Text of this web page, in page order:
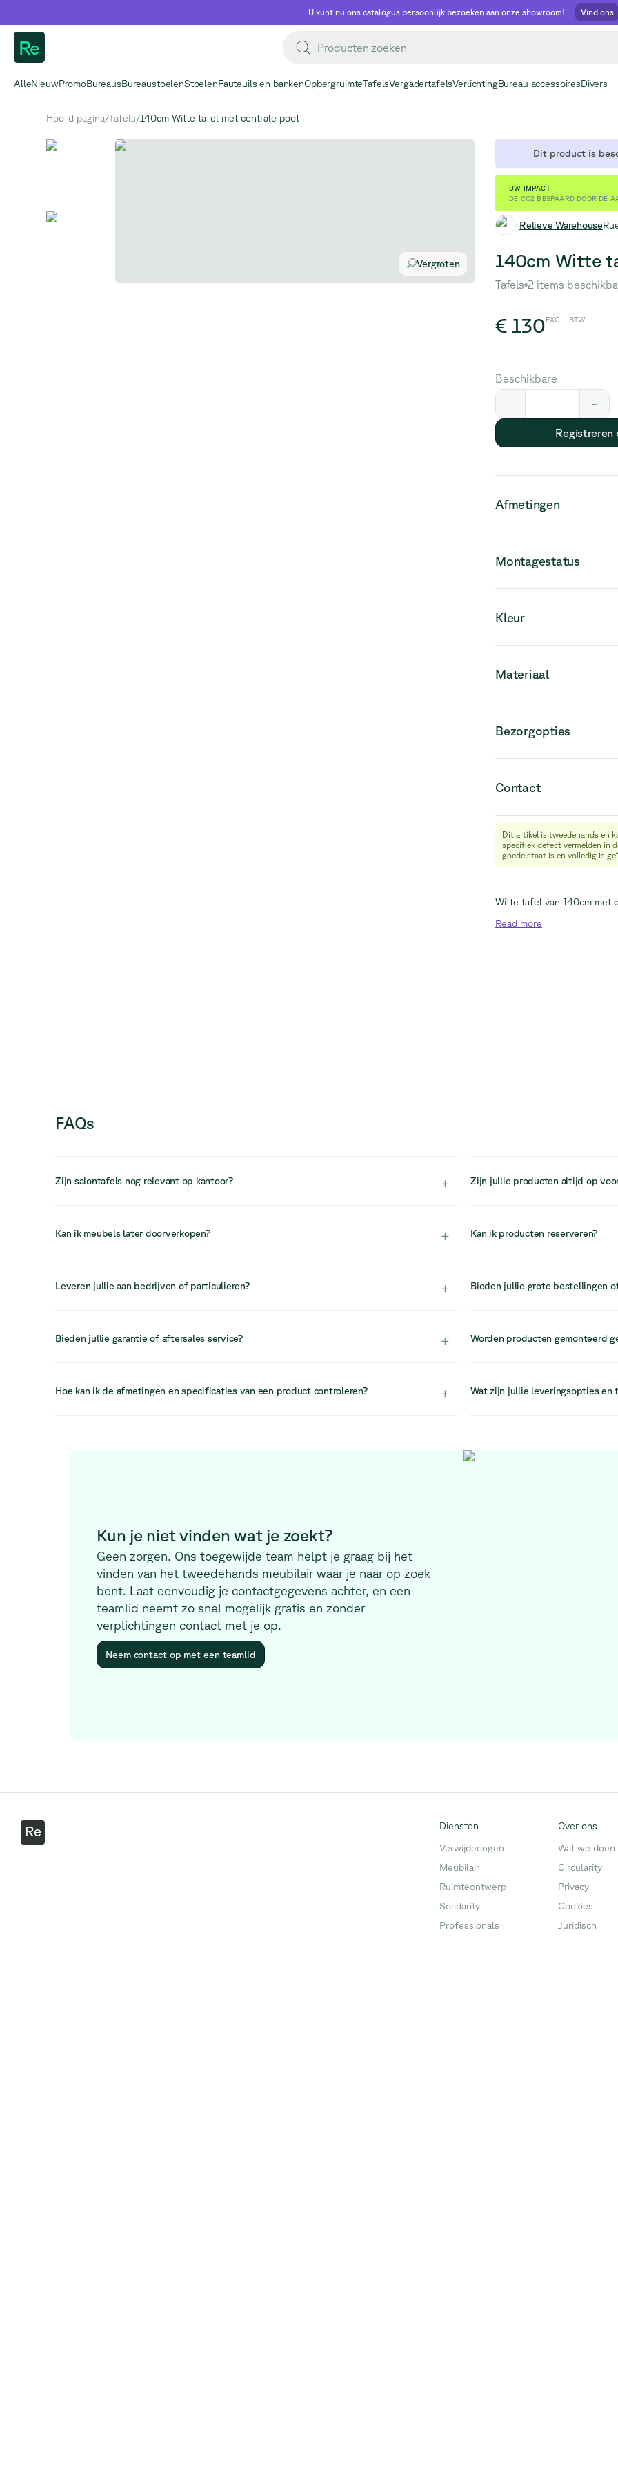
U kunt nu ons catalogus persoonlijk bezoeken aan onze showroom! Vind ons
Re
AlleNieuwPromoBureausBureaustoelenStoelenFauteuils en bankenOpbergruimteTafelsVergadertafelsVerlichtingBureau accessoiresDivers
Hoofd pagina/Tafels/140cm Witte tafel met centrale poot
Vergroten
Dit product is
UW IMPACT
DE CO2 BESPAARD DOOR DE
Relieve Warehouse
140cm Witte
Tafels 2 items
€ 130EXCL. BTW
Beschikbare
- +
Registreren
Afmetingen
Montagestatus
bestaat.
Kleur
Materiaal
Bezorgopties
Contact
info@relievefurniture.com
+32 (0) 492 09 18 86
Dit artikel is tweedehands en
specifiek defect vermelden in
goede staat is en volledig is
Witte tafel van 140cm met
Read more
FAQs
Zijn salontafels nog relevant op kantoor? +
Ja, salontafels blijven een belangrijk element in lounge- en ontvangstruimtes, waar
Zijn jullie producten altijd op
Onze voorraad is beperkt door
raden we aan om snel te handelen.
Kan ik meubels later doorverkopen? +
In veel gevallen kan meubilair worden doorverkocht, hergebruikt of teruggebracht in
verder wordt verlengd.
Kan ik producten reserveren?
Door de hoge vraag en beperkte
Leveren jullie aan bedrijven of particulieren?
+
Wij richten ons voornamelijk op bedrijven, maar kunnen ook particuliere kopers
professionele werkruimtes te ondersteunen.
Bieden jullie grote bestellingen
Ja. Voor grotere projecten of
kantoorontwerp en
Bieden jullie garantie of aftersales service? +
Ja, wij bieden aftersales ondersteuning en een retourtermijn van 30 dagen. Ons team
Worden producten gemonteerd
Ja, alle items worden volledig
Hoe kan ik de afmetingen en specificaties van een product controleren?
+
Elke productfiche bevat gedetailleerde informatie over de afmetingen, materialen en
Wat zijn jullie leveringsopties en
Wij bieden levering aan met de
ondersteuning.
Kun je niet vinden wat je zoekt?
Geen zorgen. Ons toegewijde team helpt je graag bij het
vinden van het tweedehands meubilair waar je naar op zoek
bent. Laat eenvoudig je contactgegevens achter, en een
teamlid neemt zo snel mogelijk gratis en zonder
verplichtingen contact met je op.
Neem contact op met een teamlid
Re
Diensten
Verwijderingen
Meubilair
Ruimteontwerp
Solidarity
Professionals
Over ons
Wat we doen
Circularity
Privacy
Cookies
Juridisch